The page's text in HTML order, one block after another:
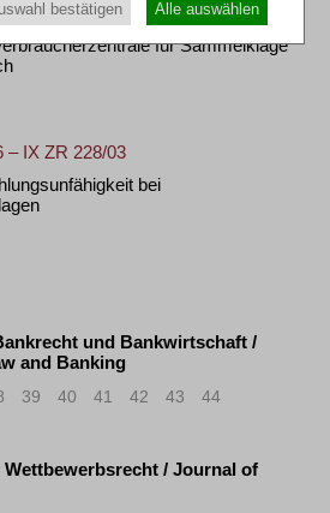
– XI ZR 294/05
für Sammelklage
– IX ZR 228/03
bei
und Bankwirtschaft /
and Banking
39 40 41 42 43 44
/ Journal of
bestätigen Alle auswählen